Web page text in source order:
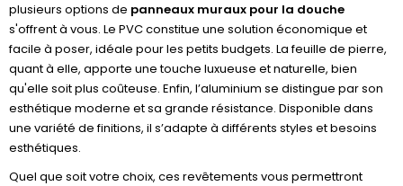
plusieurs options de panneaux muraux pour la douche
s'offrent à vous. Le PVC constitue une solution économique et
facile à poser, idéale pour les petits budgets. La feuille de pierre,
quant à elle, apporte une touche luxueuse et naturelle, bien
qu'elle soit plus coûteuse. Enfin, l’aluminium se distingue par son
esthétique moderne et sa grande résistance. Disponible dans
une variété de finitions, il s’adapte à différents styles et besoins
esthétiques.
Quel que soit votre choix, ces revêtements vous permettront